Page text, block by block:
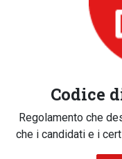
Codice
Regolamento che
che i candidati e i